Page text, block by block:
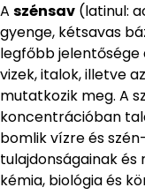
A szénsav (latinul:
gyenge, kétsavas
legfőbb
vizek, italok, illetve
mutatkozik meg. A
koncentrációban
bomlik vízre és
tulajdonságainak
kémia, biológia és